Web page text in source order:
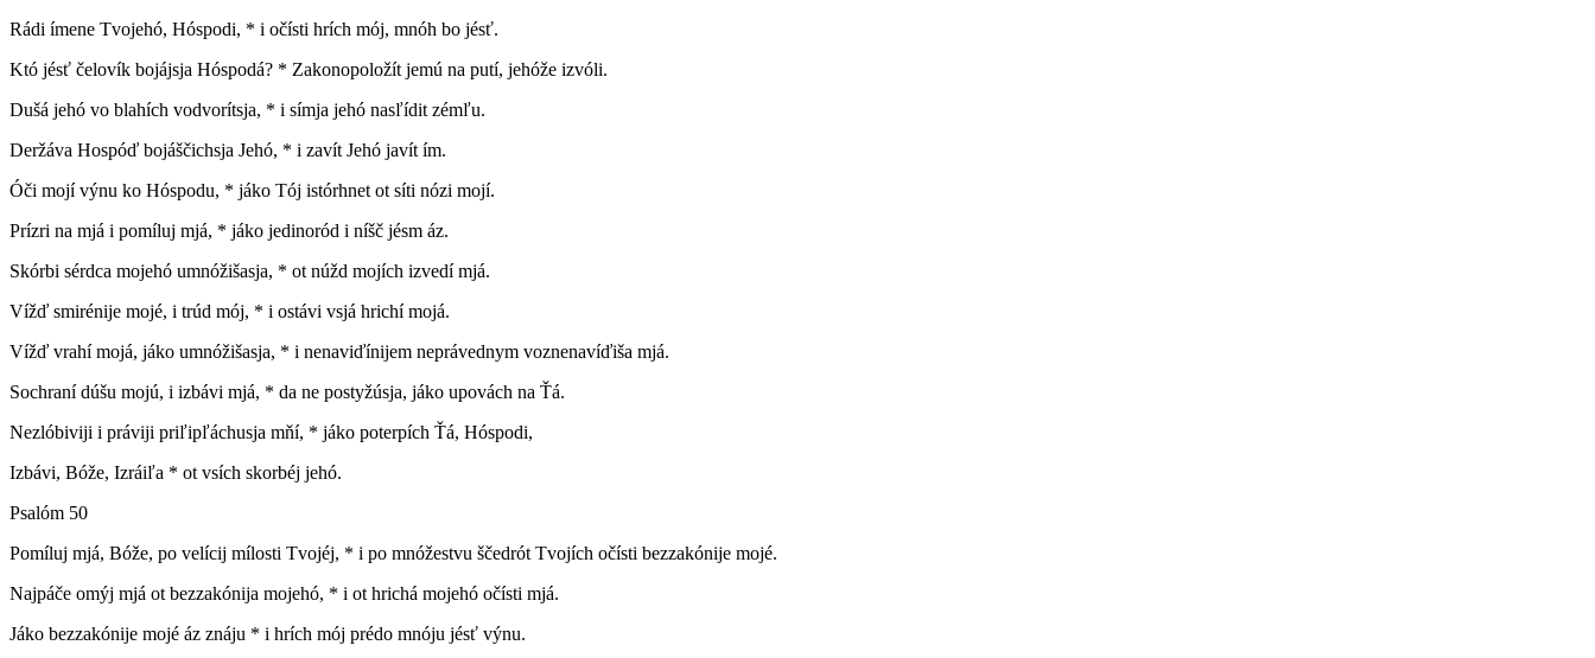
Rádi ímene Tvojehó, Hóspodi, * i očísti hrích mój, mnóh bo jésť.
Któ jésť čelovík bojájsja Hóspodá? * Zakonopoložít jemú na putí, jehóže izvóli.
Dušá jehó vo blahích vodvorítsja, * i símja jehó nasľídit zémľu.
Deržáva Hospóď bojáščichsja Jehó, * i zavít Jehó javít ím.
Óči mojí výnu ko Hóspodu, * jáko Tój istórhnet ot síti nózi mojí.
Prízri na mjá i pomíluj mjá, * jáko jedinoród i níšč jésm áz.
Skórbi sérdca mojehó umnóžišasja, * ot núžd mojích izvedí mjá.
Vížď smirénije mojé, i trúd mój, * i ostávi vsjá hrichí mojá.
Vížď vrahí mojá, jáko umnóžišasja, * i nenaviďínijem neprávednym voznenavíďiša mjá.
Sochraní dúšu mojú, i izbávi mjá, * da ne postyžúsja, jáko upovách na Ťá.
Nezlóbiviji i práviji priľipľáchusja mňí, * jáko poterpích Ťá, Hóspodi,
Izbávi, Bóže, Izráiľa * ot vsích skorbéj jehó.
Psalóm 50
Pomíluj mjá, Bóže, po velícij mílosti Tvojéj, * i po mnóžestvu ščedrót Tvojích očísti bezzakónije mojé.
Najpáče omýj mjá ot bezzakónija mojehó, * i ot hrichá mojehó očísti mjá.
Jáko bezzakónije mojé áz znáju * i hrích mój prédo mnóju jésť výnu.